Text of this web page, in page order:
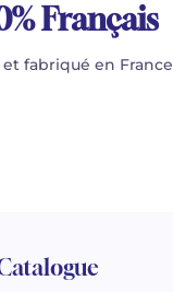
Français
et fabriqué en France